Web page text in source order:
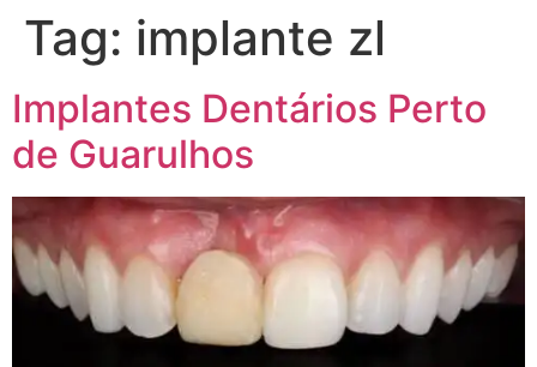
Tag: implante zl
Implantes Dentários Perto
de Guarulhos